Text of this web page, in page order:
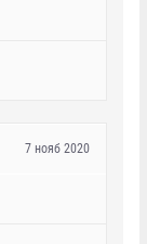
7 нояб 2020